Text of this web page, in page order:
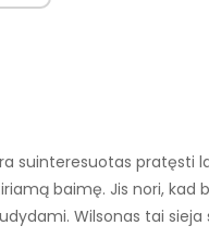
suinteresuotas pratęsti
baimę. Jis nori, kad
Wilsonas tai